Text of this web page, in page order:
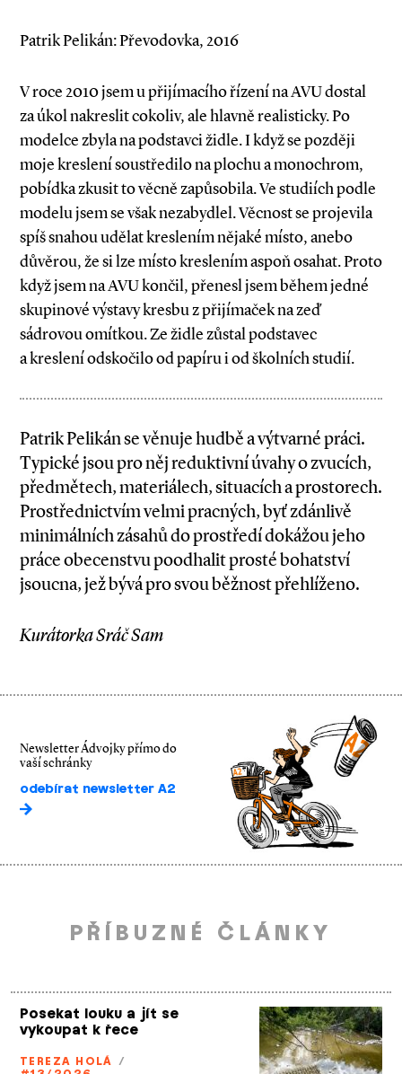
Patrik Pelikán: Převodovka, 2016
V roce 2010 jsem u přijímacího řízení na AVU dostal
za úkol nakreslit cokoliv, ale hlavně realisticky. Po
modelce zbyla na podstavci židle. I když se později
moje kreslení soustředilo na plochu a monochrom,
pobídka zkusit to věcně zapůsobila. Ve studiích podle
modelu jsem se však nezabydlel. Věcnost se projevila
spíš snahou udělat kreslením nějaké místo, anebo
důvěrou, že si lze místo kreslením aspoň osahat. Proto
když jsem na AVU končil, přenesl jsem během jedné
skupinové výstavy kresbu z přijímaček na zeď
sádrovou omítkou. Ze židle zůstal podstavec
a kreslení odskočilo od papíru i od školních studií.
Patrik Pelikán se věnuje hudbě a výtvarné práci.
Typické jsou pro něj reduktivní úvahy o zvucích,
předmětech, materiálech, situacích a prostorech.
Prostřednictvím velmi pracných, byť zdánlivě
minimálních zásahů do prostředí dokážou jeho
práce obecenstvu poodhalit prosté bohatství
jsoucna, jež bývá pro svou běžnost přehlíženo.
Kurátorka Sráč Sam
Newsletter Ádvojky přímo do
vaší schránky
odebírat newsletter A2
PŘÍBUZNÉ ČLÁNKY
Posekat louku a jít se
vykoupat k řece
TEREZA HOLÁ /